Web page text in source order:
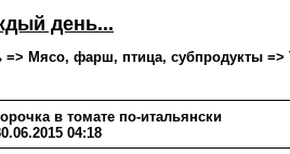
день...
Мясо, фарш, птица, субпродукты =>
в томате по-итальянски
04:18